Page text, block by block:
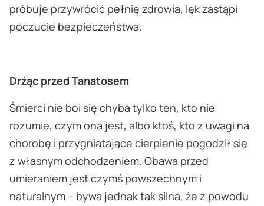
próbuje przywrócić pełnię zdrowia, lęk zastąpi
poczucie bezpieczeństwa.
Drżąc przed Tanatosem
Śmierci nie boi się chyba tylko ten, kto nie
rozumie, czym ona jest, albo ktoś, kto z uwagi na
chorobę i przygniatające cierpienie pogodził się
z własnym odchodzeniem. Obawa przed
umieraniem jest czymś powszechnym i
naturalnym – bywa jednak tak silna, że z powodu